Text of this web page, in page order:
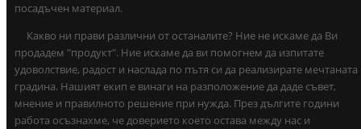
посадъчен материал.
Какво ни прави различни от останалите? Ние не искаме да Ви
продадем "продукт". Ние искаме да ви помогнем да изпитате
удоволствие, радост и наслада по пътя си да реализирате мечтаната
градина. Нашият екип е винаги на разположение да даде съвет,
мнение и правилното решение при нужда. През дългите години
работа осъзнахме, че доверието което остава между нас и